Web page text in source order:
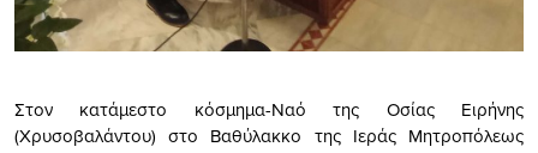
Στον κατάμεστο κόσμημα-Ναό της Οσίας Ειρήνης
(Χρυσοβαλάντου) στο Βαθύλακκο της Ιεράς Μητροπόλεως